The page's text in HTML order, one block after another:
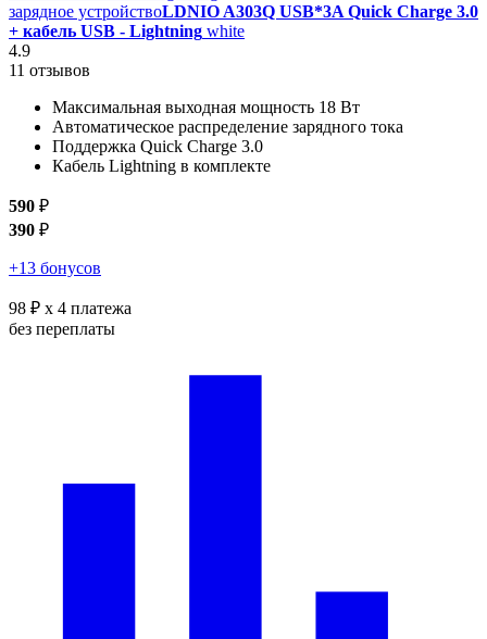
зарядное устройствоLDNIO A303Q USB*3A Quick Charge 3.0
+ кабель USB - Lightning white
4.9
11 отзывов
Максимальная выходная мощность 18 Вт
Автоматическое распределение зарядного тока
Поддержка Quick Charge 3.0
Кабель Lightning в комплекте
590 ₽
390 ₽
+13 бонусов
98 ₽ x 4 платежа
без переплаты